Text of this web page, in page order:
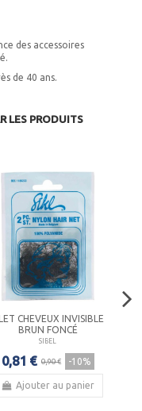
des accessoires
de 40 ans.
LES PRODUITS
CHEVEUX INVISIBLE
BRUN FONCÉ
SIBEL
0,81 € 0,90 € -10%
Ajouter au panier